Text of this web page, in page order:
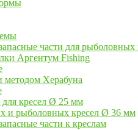
части для рыболовных
Аргентум Fishing
методом Херабуна
кресел Ø 25 мм
и рыболовных кресел Ø 36 мм
части к креслам